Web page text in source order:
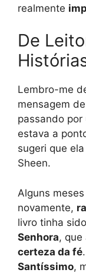
realmente
De
Lembro-me
mensagem
passando por
estava a
sugeri que
Sheen.
Alguns
novamente,
livro tinha
Senhora, que
certeza da fé
Santíssimo,